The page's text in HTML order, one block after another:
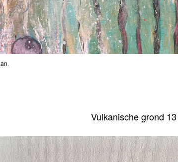
.
Vulkanische grond 13